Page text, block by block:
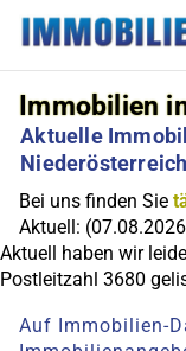
Immobilien
Aktuelle
Niederösterreich
Bei uns finden Sie
Aktuell:
Aktuell haben wir
Postleitzahl 3680
Auf Immobilien-